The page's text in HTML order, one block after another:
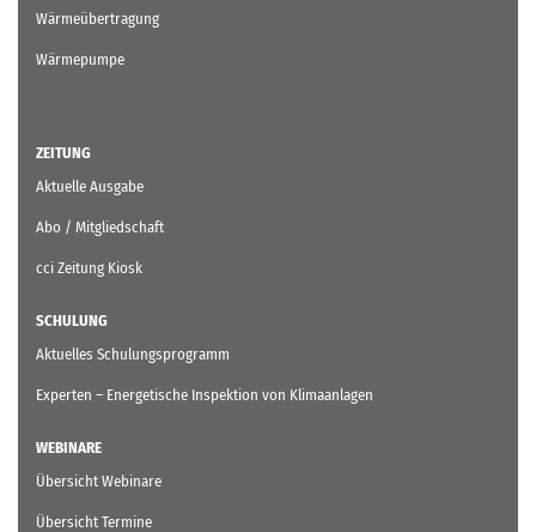
Wärmeübertragung
Wärmepumpe
ZEITUNG
Aktuelle Ausgabe
Abo / Mitgliedschaft
cci Zeitung Kiosk
SCHULUNG
Aktuelles Schulungsprogramm
Experten – Energetische Inspektion von Klimaanlagen
WEBINARE
Übersicht Webinare
Übersicht Termine